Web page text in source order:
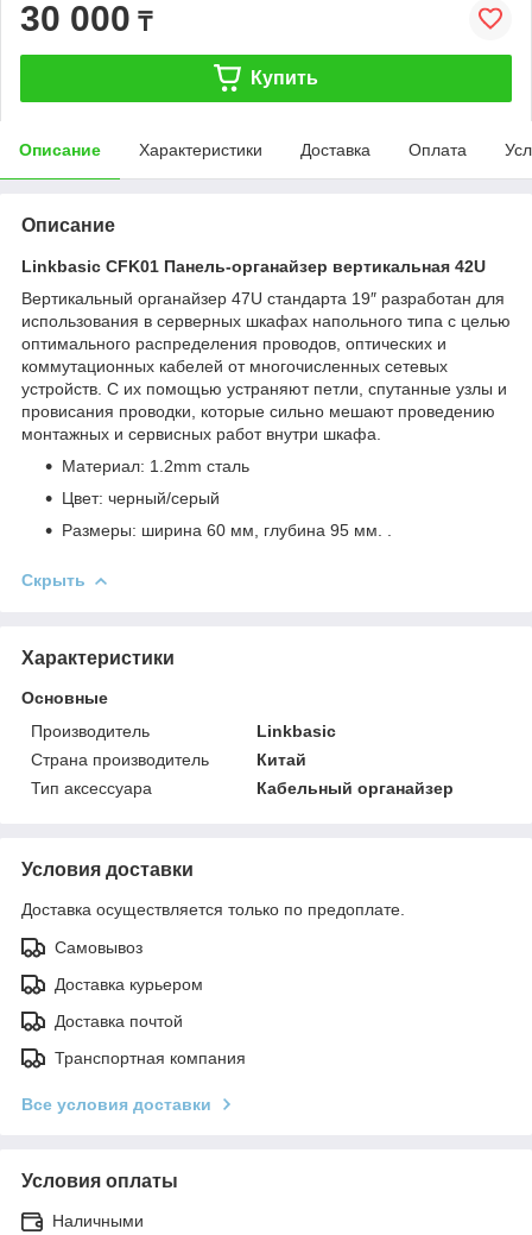
30 000 ₸
Купить
Описание Характеристики Доставка Оплата
Описание
Linkbasic CFK01 Панель-органайзер вертикальная 42U
Вертикальный органайзер 47U стандарта 19″ разработан для
использования в серверных шкафах напольного типа с целью
оптимального распределения проводов, оптических и
коммутационных кабелей от многочисленных сетевых
устройств. С их помощью устраняют петли, спутанные узлы и
провисания проводки, которые сильно мешают проведению
монтажных и сервисных работ внутри шкафа.
Материал: 1.2mm сталь
Цвет: черный/серый
Размеры: ширина 60 мм, глубина 95 мм. .
Скрыть
Характеристики
Основные
Производитель
Linkbasic
Страна производитель
Китай
Тип аксессуара
Кабельный органайзер
Условия доставки
Доставка осуществляется только по предоплате.
Самовывоз
Доставка курьером
Доставка почтой
Транспортная компания
Все условия доставки
Условия оплаты
Наличными